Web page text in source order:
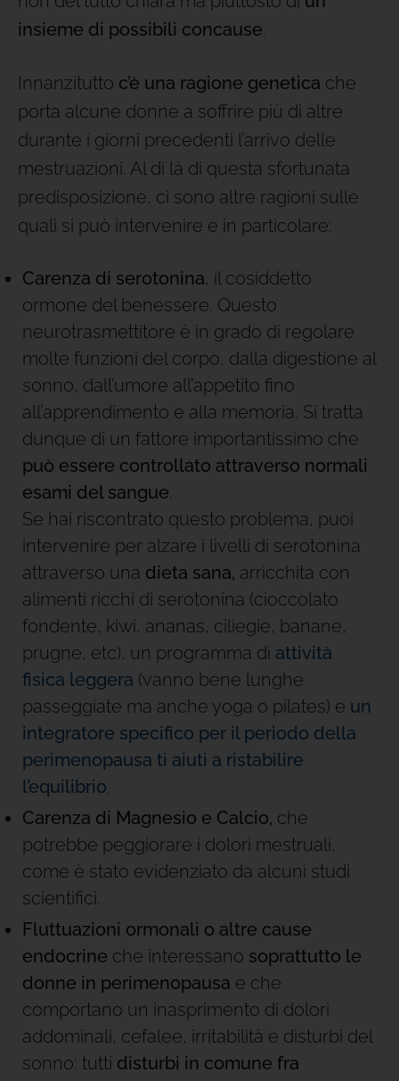
insieme di possibili concause.
Innanzitutto c’è una ragione genetica che
porta alcune donne a soffrire più di altre
durante i giorni precedenti l’arrivo delle
mestruazioni. Al di là di questa sfortunata
predisposizione, ci sono altre ragioni sulle
quali si può intervenire e in particolare:
Carenza di serotonina, il cosiddetto
ormone del benessere. Questo
neurotrasmettitore è in grado di regolare
molte funzioni del corpo, dalla digestione al
sonno, dall’umore all’appetito fino
all’apprendimento e alla memoria. Si tratta
dunque di un fattore importantissimo che
può essere controllato attraverso normali
esami del sangue.
Se hai riscontrato questo problema, puoi
intervenire per alzare i livelli di serotonina
attraverso una dieta sana, arricchita con
alimenti ricchi di serotonina (cioccolato
fondente, kiwi, ananas, ciliegie, banane,
prugne, etc), un programma di attività
fisica leggera (vanno bene lunghe
passeggiate ma anche yoga o pilates) e un
integratore specifico per il periodo della
perimenopausa ti aiuti a ristabilire
l’equilibrio.
Carenza di Magnesio e Calcio, che
potrebbe peggiorare i dolori mestruali,
come è stato evidenziato da alcuni studi
scientifici.
Fluttuazioni ormonali o altre cause
endocrine che interessano soprattutto le
donne in perimenopausa e che
comportano un inasprimento di dolori
addominali, cefalee, irritabilità e disturbi del
sonno: tutti disturbi in comune fra